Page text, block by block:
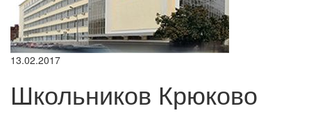
13.02.2017
Школьников Крюково